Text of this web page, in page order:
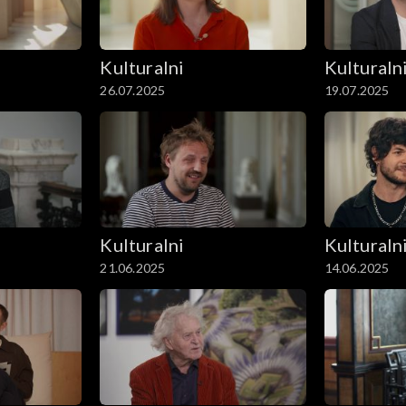
Kulturalni
26.07.2025 19.07.2025
Kulturalni
21.06.2025 14.06.2025